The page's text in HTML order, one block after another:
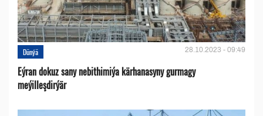
Dünýä 28.10.2023 - 09:49
Eýran dokuz sany nebithimiýa kärhanasyny gurmagy
meýilleşdirýär